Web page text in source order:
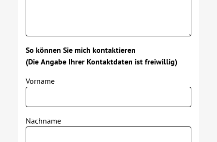
So können Sie mich kontaktieren
(Die Angabe Ihrer Kontaktdaten ist freiwillig)
Vorname
Nachname